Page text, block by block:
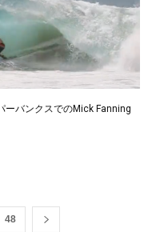
ーバンクスでのMick Fanning
48